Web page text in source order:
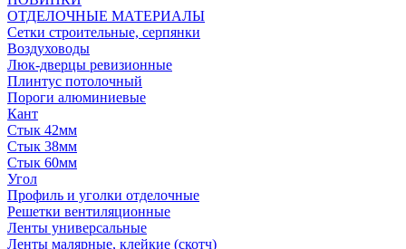
ОТДЕЛОЧНЫЕ МАТЕРИАЛЫ
Сетки строительные, серпянки
Воздуховоды
Люк-дверцы ревизионные
Плинтус потолочный
Пороги алюминиевые
Кант
Стык 42мм
Стык 38мм
Стык 60мм
Угол
Профиль и уголки отделочные
Решетки вентиляционные
Ленты универсальные
Ленты малярные, клейкие (скотч)